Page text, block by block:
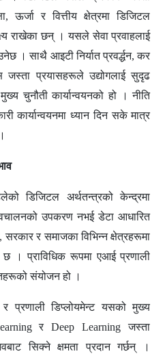
ऊर्जा र वित्तीय क्षेत्रमा डिजिटल
राखेका छन् । यसले सेवा प्रवाहलाई
। साथै आइटीनिर्यात प्रवर्द्धन, कर
जस्ता प्रयासहरूले उद्योगलाई सुदृढ
चुनौती कार्यान्वयनको हो । नीति
कार्यान्वयनमा ध्यान दिन सके मात्र
डिजिटल अर्थतन्त्रको केन्द्रमा
उपकरण नभई डेटा आधारित
र समाजका विभिन्न क्षेत्रहरूमा
छ । प्राविधिक रूपमाएआईप्रणाली
संयोजन हो ।
प्रणाली डिप्लोयमेन्ट यसको मुख्य
र Deep Learning जस्ता
सिक्ने क्षमता प्रदान गर्छन्
।